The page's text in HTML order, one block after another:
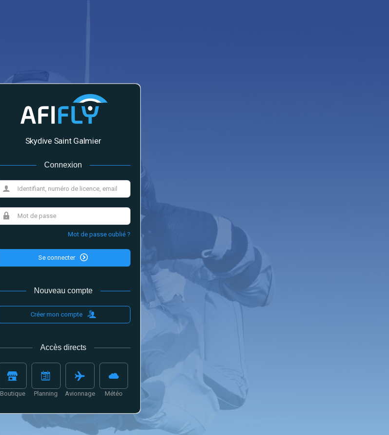
Skydive Saint Galmier
Connexion
Mot de passe oublié ?
Se connecter
Nouveau compte
Créer mon compte
Accès directs
Boutique Planning Avionnage Météo